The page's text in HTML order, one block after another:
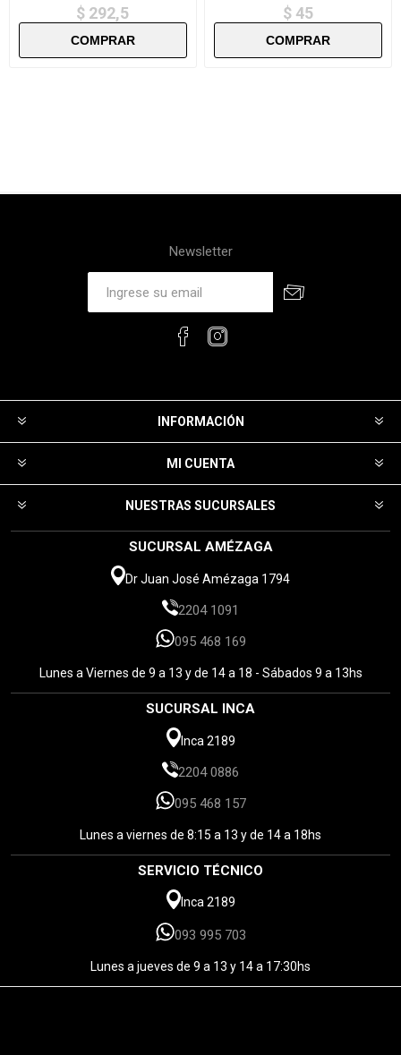
$ 292,5 $ 45
Newsletter
INFORMACIÓN
MI CUENTA
NUESTRAS SUCURSALES
SUCURSAL AMÉZAGA
Dr Juan José Amézaga 1794
2204 1091
095 468 169
Lunes a Viernes de 9 a 13 y de 14 a 18 - Sábados 9 a 13hs
SUCURSAL INCA
Inca 2189
2204 0886
095 468 157
Lunes a viernes de 8:15 a 13 y de 14 a 18hs
SERVICIO TÉCNICO
Inca 2189
093 995 703
Lunes a jueves de 9 a 13 y 14 a 17:30hs